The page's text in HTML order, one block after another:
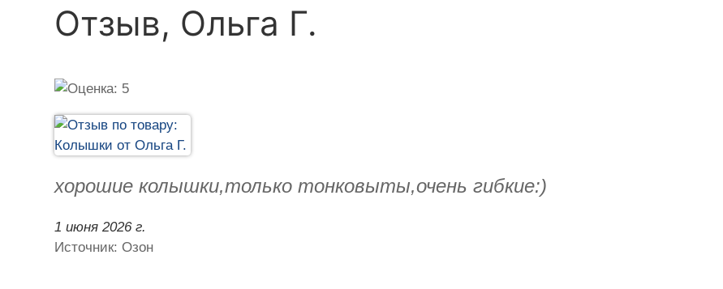
Отзыв, Ольга Г.
хорошие колышки,только тонковыты,очень гибкие:)
1 июня 2026 г.
Источник: Озон